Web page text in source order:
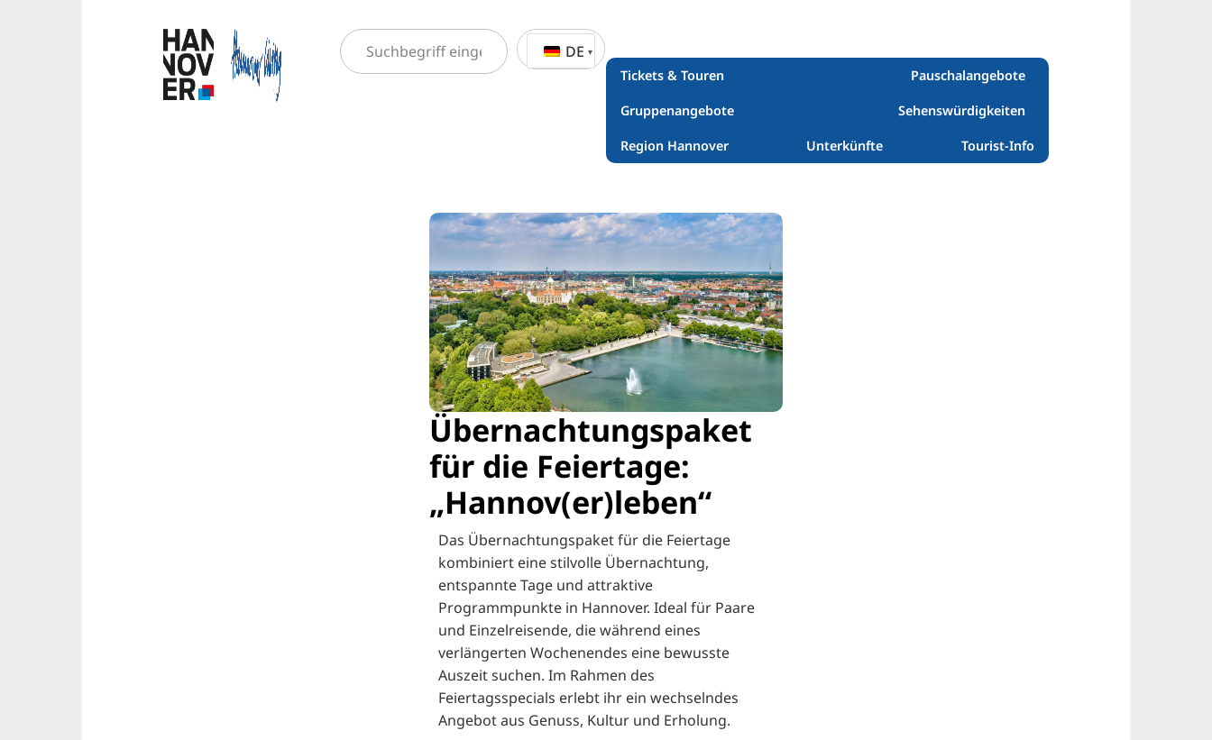
DE
Tickets & Touren Pauschalangebote
Gruppenangebote Sehenswürdigkeiten
Region Hannover Unterkünfte Tourist-Info
Übernachtungspaket
für die Feiertage:
„Hannov(er)leben“
Das Übernachtungspaket für die Feiertage
kombiniert eine stilvolle Übernachtung,
entspannte Tage und attraktive
Programmpunkte in Hannover. Ideal für Paare
und Einzelreisende, die während eines
verlängerten Wochenendes eine bewusste
Auszeit suchen. Im Rahmen des
Feiertagsspecials erlebt ihr ein wechselndes
Angebot aus Genuss, Kultur und Erholung.